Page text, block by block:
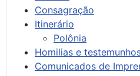
Consagração
Itinerário
Polônia
Homilias e
Comunicados de